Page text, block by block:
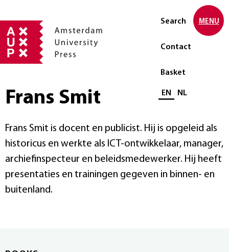
Search
Contact
Basket
Select language
EN NL
MENU
Frans Smit
Frans Smit is docent en publicist. Hij is opgeleid als
historicus en werkte als ICT-ontwikkelaar, manager,
archiefinspecteur en beleidsmedewerker. Hij heeft
presentaties en trainingen gegeven in binnen- en
buitenland.